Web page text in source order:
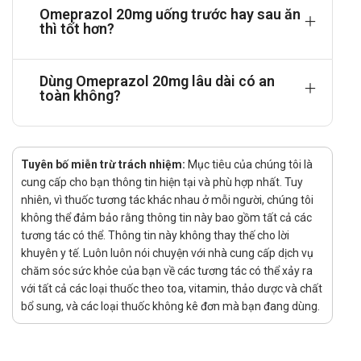
làm thay đổi khả năng hấp thu, do cơ chế ức chế
tiết acid dạ dày giúp tăng dần sinh khả dụng của
chính thuốc. Hoạt chất này liên kết mạnh với protein
huyết tương (khoảng 95%), phân bố rộng trong cơ
thể và tập trung nhiều tại tế bào thành của dạ dày.
dù thời gian bán thải ngắn, khoảng 40 phút, nhưng
tác dụng ức chế tiết acid kéo dài, vì vậy Omeprazol
thường chỉ cần dùng một lần mỗi ngày.
Omeprazol được chuyển hóa chủ yếu tại gan và
đào thải nhanh khỏi cơ thể, trong đó khoảng 80%
được bài xuất qua nước tiểu, phần còn lại theo
phân. Các chất chuyển hóa không còn hoạt tính
dược lý, tuy nhiên có khả năng tương tác với nhiều
thuốc khác do ảnh hưởng đến hệ enzym CYP450.
Dược động học của thuốc không thay đổi đáng kể
Omeprazol 20mg uống trước hay sau ăn
thì tốt hơn?
Dùng Omeprazol 20mg lâu dài có an
toàn không?
Tuyên bố miễn trừ trách nhiệm: Mục tiêu của chúng tôi là
cung cấp cho bạn thông tin hiện tại và phù hợp nhất. Tuy
nhiên, vì thuốc tương tác khác nhau ở mỗi người, chúng tôi
không thể đảm bảo rằng thông tin này bao gồm tất cả các
tương tác có thể. Thông tin này không thay thế cho lời
khuyên y tế. Luôn luôn nói chuyện với nhà cung cấp dịch vụ
chăm sóc sức khỏe của bạn về các tương tác có thể xảy ra
với tất cả các loại thuốc theo toa, vitamin, thảo dược và chất
bổ sung, và các loại thuốc không kê đơn mà bạn đang dùng.